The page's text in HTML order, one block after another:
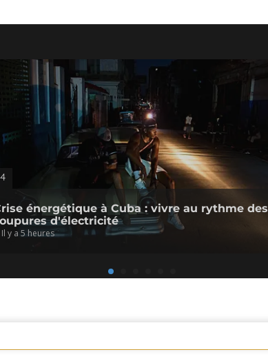
énergétique à Cuba : vivre au rythme des
d'électricité
Il y a 5 heures